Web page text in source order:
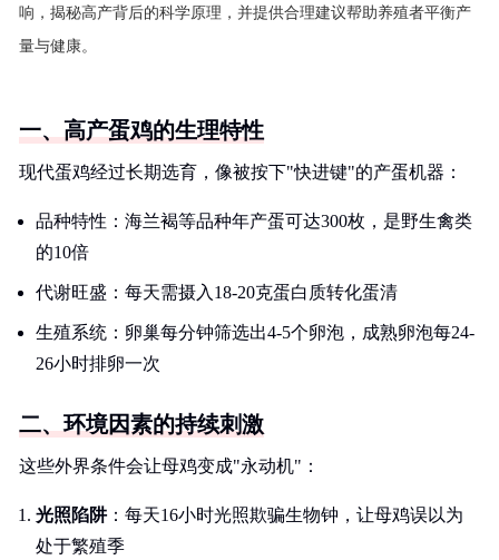
响，揭秘高产背后的科学原理，并提供合理建议帮助养殖者平衡产
量与健康。
一、高产蛋鸡的生理特性
现代蛋鸡经过长期选育，像被按下"快进键"的产蛋机器：
品种特性：海兰褐等品种年产蛋可达300枚，是野生禽类
的10倍
代谢旺盛：每天需摄入18-20克蛋白质转化蛋清
生殖系统：卵巢每分钟筛选出4-5个卵泡，成熟卵泡每24-
26小时排卵一次
二、环境因素的持续刺激
这些外界条件会让母鸡变成"永动机"：
光照陷阱：每天16小时光照欺骗生物钟，让母鸡误以为
处于繁殖季